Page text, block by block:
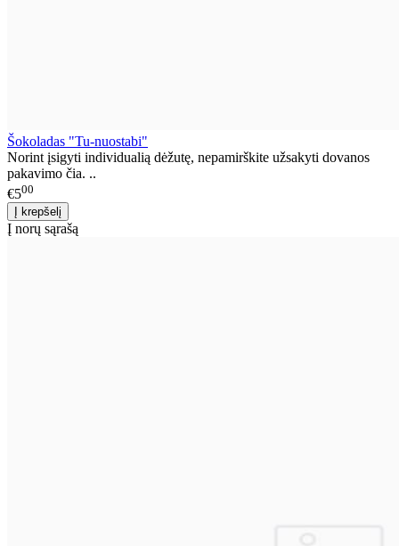
Šokoladas "Tu-nuostabi"
Norint įsigyti individualią dėžutę, nepamirškite užsakyti dovanos
pakavimo čia. ..
€500
Į norų sąrašą